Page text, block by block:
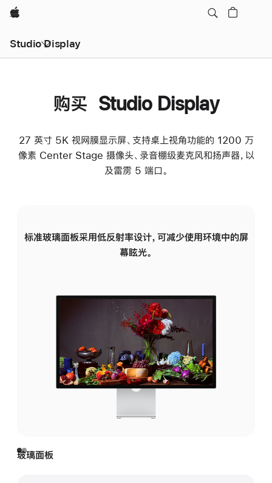
Apple
Studio Display
购买 Studio Display
27 英寸 5K 视网膜显示屏、支持桌上视角功能的 1200 万
像素 Center Stage 摄像头、录音棚级麦克风和扬声器，以
及雷雳 5 端口。
标准玻璃面板采用低反射率设计，可减少使用环境中的屏
幕眩光。
玻璃面板